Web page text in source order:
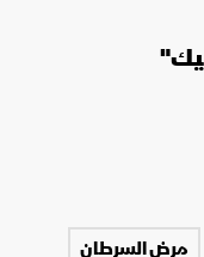
مرض السرطان